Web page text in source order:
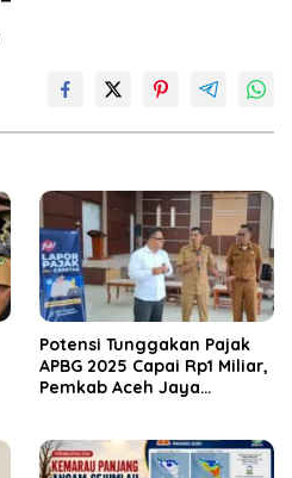
Potensi Tunggakan Pajak
APBG 2025 Capai Rp1 Miliar,
Pemkab Aceh Jaya